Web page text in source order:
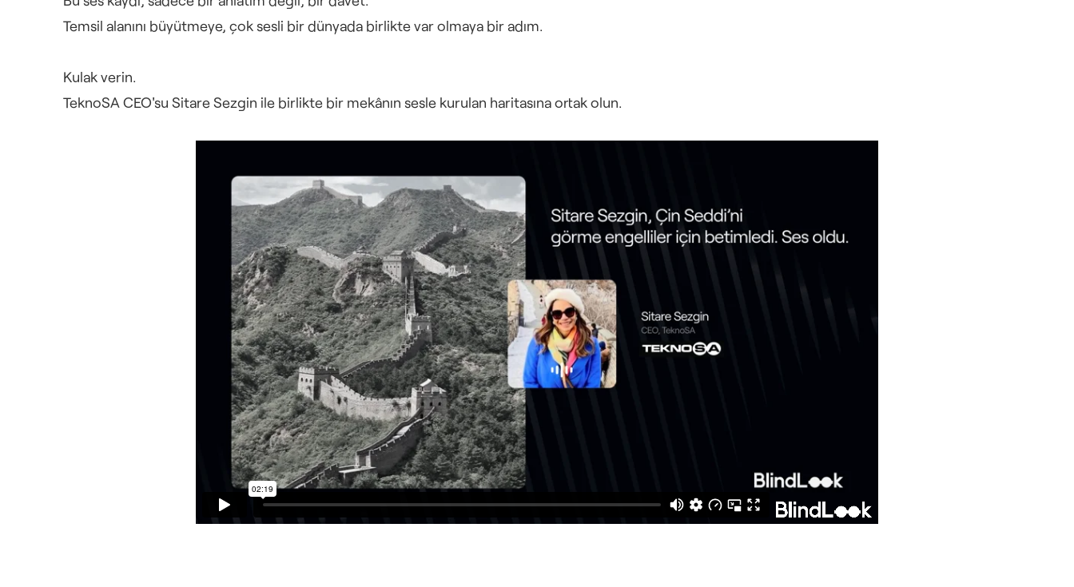
Temsil alanını büyütmeye, çok sesli bir dünyada birlikte var olmaya bir adım.
Kulak verin.
TeknoSA CEO'su Sitare Sezgin ile birlikte bir mekânın sesle kurulan haritasına ortak olun.